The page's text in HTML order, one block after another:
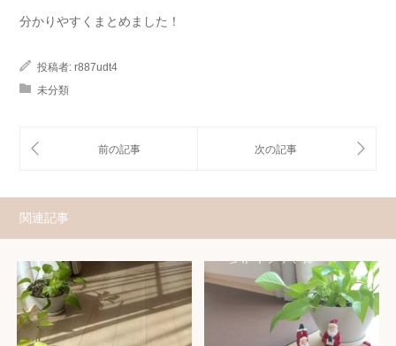
分かりやすくまとめました！
投稿者: r887udt4
未分類
関連記事